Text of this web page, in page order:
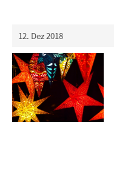
12. Dez 2018